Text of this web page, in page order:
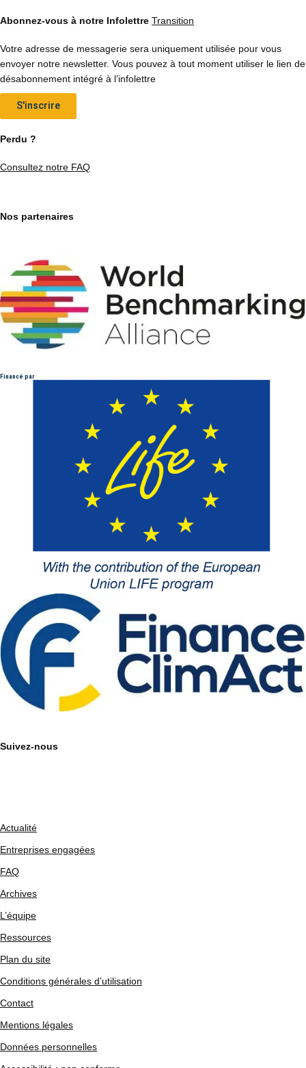
Abonnez-vous à notre Infolettre Transition
Votre adresse de messagerie sera uniquement utilisée pour vous
envoyer notre newsletter. Vous pouvez à tout moment utiliser le lien de
désabonnement intégré à l’infolettre
S'inscrire
Perdu ?
Consultez notre FAQ
Nos partenaires
Financé par
Suivez-nous
Actualité
Entreprises engagées
FAQ
Archives
L’équipe
Ressources
Plan du site
Conditions générales d’utilisation
Contact
Mentions légales
Données personnelles